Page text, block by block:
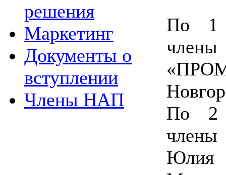
решения
Маркетинг
Документы о
вступлении
Члены НАП
По 1
По 2